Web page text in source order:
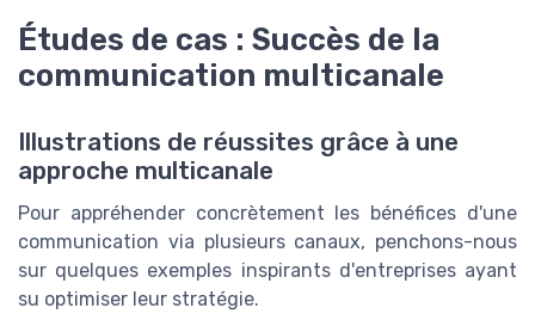
Études de cas : Succès de la
communication multicanale
Illustrations de réussites grâce à une
approche multicanale
Pour appréhender concrètement les bénéfices d'une
communication via plusieurs canaux, penchons-nous
sur quelques exemples inspirants d'entreprises ayant
su optimiser leur stratégie.